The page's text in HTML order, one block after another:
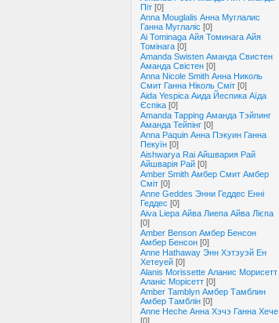
Піт [0]
Anna Mouglalis Анна Муглалис
Ганна Муглаліс [0]
Ai Tominaga Айя Томинага Айя
Томінага [0]
Amanda Swisten Аманда Свистен
Аманда Свістен [0]
Anna Nicole Smith Анна Николь
Смит Ганна Ніколь Сміт [0]
Aida Yespica Аида Йеспика Аїда
Єспіка [0]
Amanda Tapping Аманда Тэйпинг
Аманда Тейпінг [0]
Anna Paquin Анна Пэкуин Ганна
Пекуїн [0]
Aishwarya Rai Айшвария Рай
Айшварія Рай [0]
Amber Smith Амбер Смит Амбер
Сміт [0]
Anne Geddes Энни Геддес Енні
Геддес [0]
Aiva Liepa Айва Лиепа Айва Лієпа
[0]
Amber Benson Амбер Бенсон
Амбер Бенсон [0]
Anne Hathaway Энн Хэтэуэй Ен
Хетеуей [0]
Alanis Morissette Аланис Морисетт
Аланіс Морісетт [0]
Amber Tamblyn Амбер Тамблин
Амбер Тамблін [0]
Anne Heche Анна Хэчэ Ганна Хече
[0]